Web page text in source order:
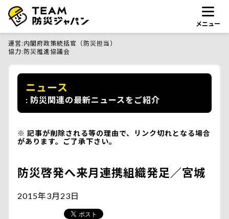
メニュー
運営 内閣府政策統括官（防災担当）
協力 防災推進協議会
ニュース
防災関連の最新ニュースをご紹介
記事が削除される等の理由で、リンク切れとなる場合
があります。ご了承下さい。
防災啓発へ来月連携組織発足／宮城
2015年3月23日